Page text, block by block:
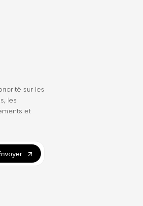
sur les
les
et